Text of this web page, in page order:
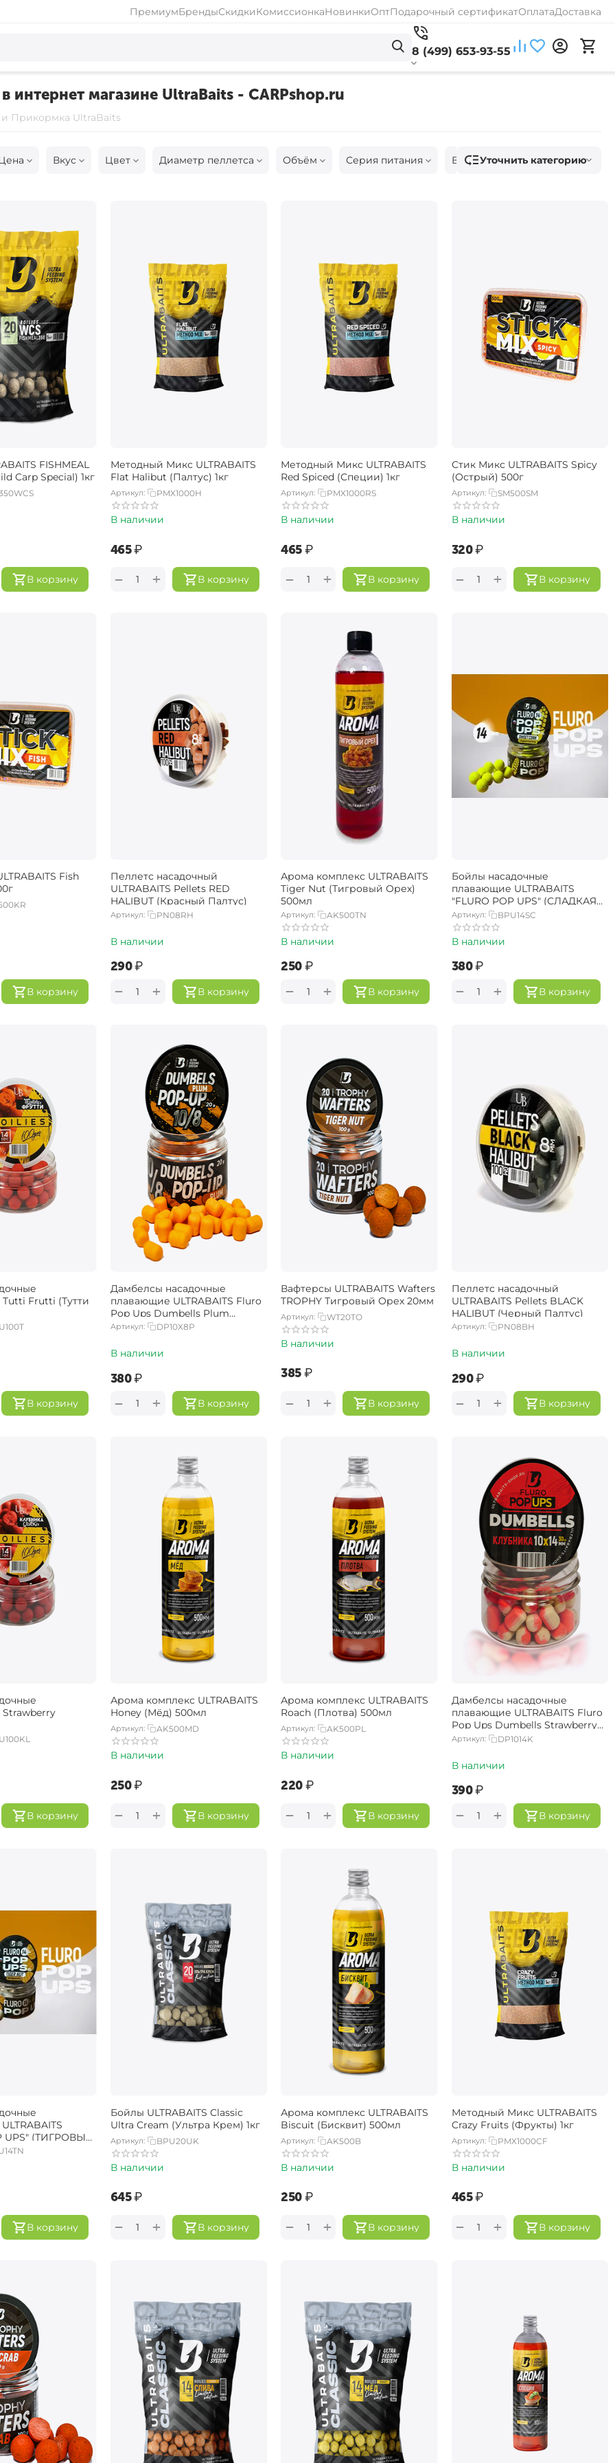
ПремиумБрендыСкидкиКомиссионкаНовинкиОптПодарочный сертификатОплатаДоставка
8 (499) 653-93-55
магазине UltraBaits - CARPshop.ru
Прикормка UltraBaits
Вкус Цвет Диаметр пеллетса Объём Серия питания Вес Бесплатная доставка
Уточнить категорию
FISHMEAL
Carp Special) 1кг
В корзину
Методный Микс ULTRABAITS
Flat Halibut (Палтус) 1кг
Артикул: PMX1000H
В наличии
‍465‍₽
В корзину
+
−
Методный Микс ULTRABAITS
Red Spiced (Специи) 1кг
Артикул: PMX1000RS
В наличии
‍465‍₽
В корзину
+
−
Стик Микс ULTRABAITS Spicy
(Острый) 500г
Артикул: SM500SM
В наличии
‍320‍₽
В корзину
+
−
Fish
В корзину
Пеллетс насадочный
ULTRABAITS Pellets RED
HALIBUT (Красный Палтус)
Артикул: PN08RH
В наличии
‍290‍₽
В корзину
+
−
Арома комплекс ULTRABAITS
Tiger Nut (Тигровый Орех)
500мл
Артикул: AK500TN
В наличии
‍250‍₽
В корзину
+
−
Бойлы насадочные
плавающие ULTRABAITS
"FLURO POP UPS" (СЛАДКАЯ
КУКУРУЗА) 14 мм, 30 г
Артикул: BPU14SC
В наличии
‍380‍₽
В корзину
+
−
Tutti Frutti (Тутти
В корзину
Дамбелсы насадочные
плавающие ULTRABAITS Fluro
Pop Ups Dumbells Plum
(Слива)
Артикул: DP10X8P
В наличии
‍380‍₽
В корзину
+
−
Вафтерсы ULTRABAITS Wafters
TROPHY Тигровый Орех 20мм
Артикул: WT20TO
В наличии
‍385‍₽
В корзину
+
−
Пеллетс насадочный
ULTRABAITS Pellets BLACK
HALIBUT (Черный Палтус)
Артикул: PN08BH
В наличии
‍290‍₽
В корзину
+
−
Strawberry
В корзину
Арома комплекс ULTRABAITS
Honey (Мёд) 500мл
Артикул: AK500MD
В наличии
‍250‍₽
В корзину
+
−
Арома комплекс ULTRABAITS
Roach (Плотва) 500мл
Артикул: AK500PL
В наличии
‍220‍₽
В корзину
+
−
Дамбелсы насадочные
плавающие ULTRABAITS Fluro
Pop Ups Dumbells Strawberry
(Клубника)
Артикул: DP1014K
В наличии
‍390‍₽
В корзину
+
−
UPS" (ТИГРОВЫЙ
30 г
В корзину
Бойлы ULTRABAITS Classic
Ultra Cream (Ультра Крем) 1кг
Артикул: BPU20UK
В наличии
‍645‍₽
В корзину
+
−
Арома комплекс ULTRABAITS
Biscuit (Бисквит) 500мл
Артикул: AK500B
В наличии
‍250‍₽
В корзину
+
−
Методный Микс ULTRABAITS
Crazy Fruits (Фрукты) 1кг
Артикул: PMX1000CF
В наличии
‍465‍₽
В корзину
+
−